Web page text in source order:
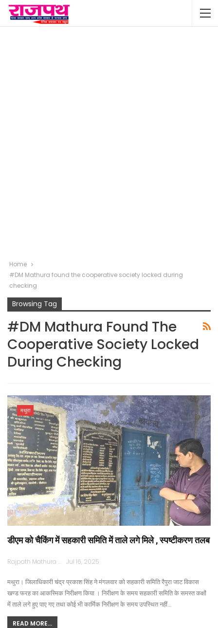
Home
#DM Mathura found the cooperative society locked during
checking
Browsing Tag
#DM Mathura Found The
Cooperative Society Locked
During Checking
मथुरा
डीएम को चैकिंग में सहकारी समिति में ताले लगे मिले , स्पष्टीकरण तलब
Rajpath Mathura Jul 16, 2025
मथुरा। जिलाधिकारी चंद्र प्रकाश सिंह ने मंगलवार को सहकारी समिति रैपुरा जाट विकास
खण्ड फरह का आकस्मिक निरीक्षण किया । निरीक्षण के समय सहकारी समिति के समस्त कक्षों
में ताले लगे हुए पाए गए तथा कोई भी कार्मिक निरीक्षण के समय उपस्थित नहीं…
READ MORE...